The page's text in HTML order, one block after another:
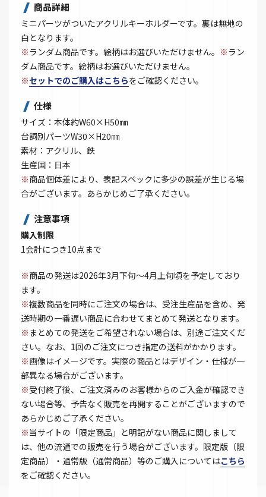
商品詳細
ミニパーツがついたアクリルキーホルダーです。裏は無地の
白となります。
※ランダム商品です。絵柄はお選びいただけません。 ※ラン
ダム商品です。絵柄はお選びいただけません。
※セットでのご購入はこちらをご確認ください。
仕様
サイズ：本体約W60×H50㎜
台詞別パーツW30×H20㎜
素材：アクリル、鉄
生産国：日本
※商品個体差により、表記スペックに多少の誤差が生じる場
合がございます。あらかじめご了承ください。
注意事項
購入制限
1会計につき10点まで
※商品の発送は2026年3月下旬～4月上旬頃を予定しており
ます。
※複数商品を同時にご注文の場合は、受注生産品を含め、発
送時期の一番遅い商品に合わせてまとめて発送となります。
※ まとめての発送をご希望されない場合は、別途ご注文くだ
さい。なお、1回のご注文につき指定の送料がかかります。
※画像はイメージです。実際の商品とはデザイン・仕様が一
部異なる場合がございます。
※受付終了後、ご注文済みのお客様からのご入金が確認でき
ない場合等、予告なく販売を再開することがございますので
あらかじめご了承ください。
※当サイトの「限定商品」と明記がない商品に関しまして
は、他の流通での販売を行う場合がございます。限定版（限
定商品）・通常版（通常商品）等のご購入についてはこちら
をご確認ください。